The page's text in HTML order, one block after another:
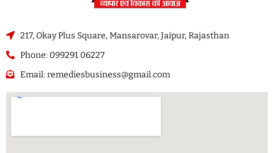
217, Okay Plus Square, Mansarovar, Jaipur, Rajasthan
Phone: 099291 06227
Email: remediesbusiness@gmail.com